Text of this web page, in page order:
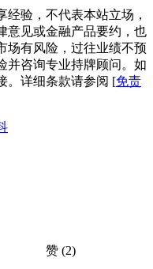
验，不代表本站立场，
意见或金融产品要约，也
场有风险，过往业绩不预
并咨询专业持牌顾问。如
。详细条款请参阅 [免责
赞 (2)